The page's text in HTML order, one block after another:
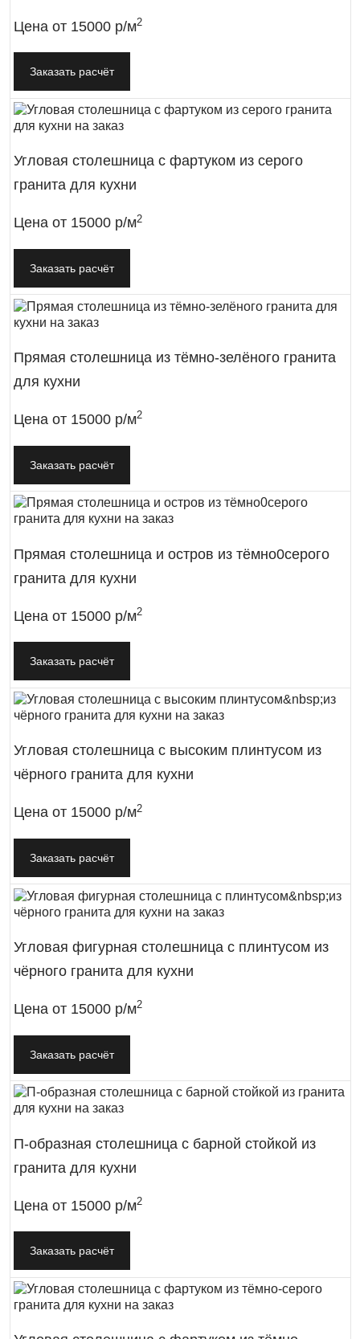
Цена от 15000 р/м2
Заказать расчёт
Угловая столешница с фартуком из серого
гранита для кухни
Цена от 15000 р/м2
Заказать расчёт
Прямая столешница из тёмно-зелёного гранита
для кухни
Цена от 15000 р/м2
Заказать расчёт
Прямая столешница и остров из тёмно0серого
гранита для кухни
Цена от 15000 р/м2
Заказать расчёт
Угловая столешница с высоким плинтусом из
чёрного гранита для кухни
Цена от 15000 р/м2
Заказать расчёт
Угловая фигурная столешница с плинтусом из
чёрного гранита для кухни
Цена от 15000 р/м2
Заказать расчёт
П-образная столешница с барной стойкой из
гранита для кухни
Цена от 15000 р/м2
Заказать расчёт